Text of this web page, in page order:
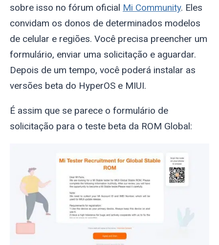
sobre isso no fórum oficial Mi Community. Eles
convidam os donos de determinados modelos
de celular e regiões. Você precisa preencher um
formulário, enviar uma solicitação e aguardar.
Depois de um tempo, você poderá instalar as
versões beta do HyperOS e MIUI.
É assim que se parece o formulário de
solicitação para o teste beta da ROM Global: